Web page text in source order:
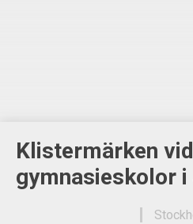
Klistermärken vid
gymnasieskolor